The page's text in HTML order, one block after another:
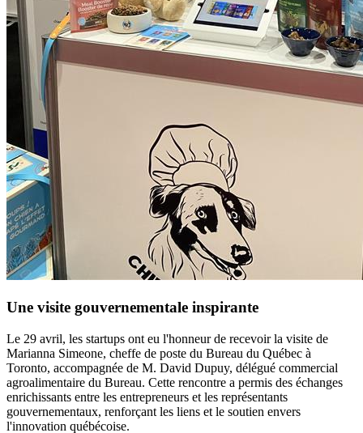
Une visite gouvernementale inspirante
Le 29 avril, les startups ont eu l'honneur de recevoir la visite de
Marianna Simeone, cheffe de poste du Bureau du Québec à
Toronto, accompagnée de M. David Dupuy, délégué commercial
agroalimentaire du Bureau. Cette rencontre a permis des échanges
enrichissants entre les entrepreneurs et les représentants
gouvernementaux, renforçant les liens et le soutien envers
l'innovation québécoise.